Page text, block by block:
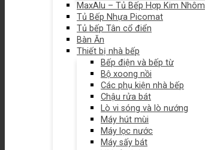
MaxAlu – Tủ Bếp Hợp Kim Nhôm
Tủ Bếp Nhựa Picomat
Tủ bếp Tân cổ điển
Bàn Ăn
Thiết bị nhà bếp
Bếp điện và bếp từ
Bộ xoong nồi
Các phụ kiện nhà bếp
Chậu rửa bát
Lò vi sóng và lò nướng
Máy hút mùi
Máy lọc nước
Máy sấy bát